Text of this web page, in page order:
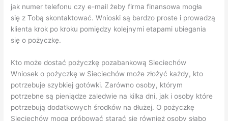
jak numer telefonu czy e-mail żeby firma finansowa mogła
się z Tobą skontaktować. Wnioski są bardzo proste i prowadzą
klienta krok po kroku pomiędzy kolejnymi etapami ubiegania
się o pożyczkę.
Kto może dostać pożyczkę pozabankową Sieciechów
Wniosek o pożyczkę w Sieciechów może złożyć każdy, kto
potrzebuje szybkiej gotówki. Zarówno osoby, którym
potrzebne są pieniądze zaledwie na kilka dni, jak i osoby które
potrzebują dodatkowych środków na dłużej. O pożyczkę
Sieciechów mogą próbować starać się również osoby słabo